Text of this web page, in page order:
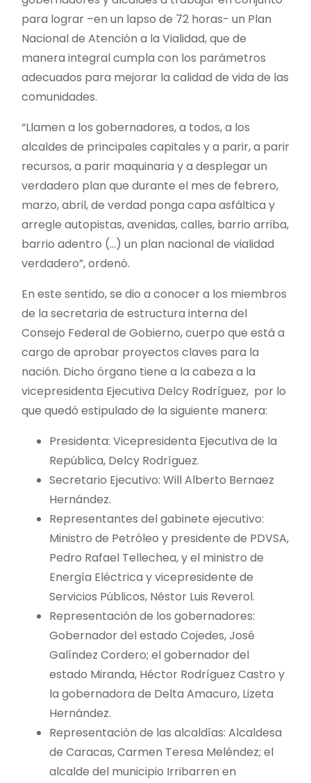
para lograr –en un lapso de 72 horas- un Plan
Nacional de Atención a la Vialidad, que de
manera integral cumpla con los parámetros
adecuados para mejorar la calidad de vida de las
comunidades.
“Llamen a los gobernadores, a todos, a los
alcaldes de principales capitales y a parir, a parir
recursos, a parir maquinaria y a desplegar un
verdadero plan que durante el mes de febrero,
marzo, abril, de verdad ponga capa asfáltica y
arregle autopistas, avenidas, calles, barrio arriba,
barrio adentro (…) un plan nacional de vialidad
verdadero”, ordenó.
En este sentido, se dio a conocer a los miembros
de la secretaria de estructura interna del
Consejo Federal de Gobierno, cuerpo que está a
cargo de aprobar proyectos claves para la
nación. Dicho órgano tiene a la cabeza a la
vicepresidenta Ejecutiva Delcy Rodríguez, por lo
que quedó estipulado de la siguiente manera:
Presidenta: Vicepresidenta Ejecutiva de la
República, Delcy Rodríguez.
Secretario Ejecutivo: Will Alberto Bernaez
Hernández.
Representantes del gabinete ejecutivo:
Ministro de Petróleo y presidente de PDVSA,
Pedro Rafael Tellechea, y el ministro de
Energía Eléctrica y vicepresidente de
Servicios Públicos, Néstor Luis Reverol.
Representación de los gobernadores:
Gobernador del estado Cojedes, José
Galíndez Cordero; el gobernador del
estado Miranda, Héctor Rodríguez Castro y
la gobernadora de Delta Amacuro, Lizeta
Hernández.
Representación de las alcaldías: Alcaldesa
de Caracas, Carmen Teresa Meléndez; el
alcalde del municipio Irribarren en